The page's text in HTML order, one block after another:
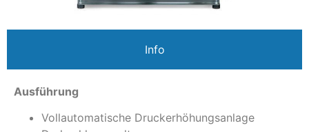
Info
Ausführung
Vollautomatische Druckerhöhungsanlage